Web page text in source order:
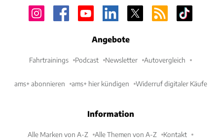
Angebote
Fahrtrainings Podcast Newsletter Autovergleich
ams+ abonnieren ams+ hier kündigen Widerruf digitaler Käufe
Information
Alle Marken von A-Z Alle Themen von A-Z Kontakt